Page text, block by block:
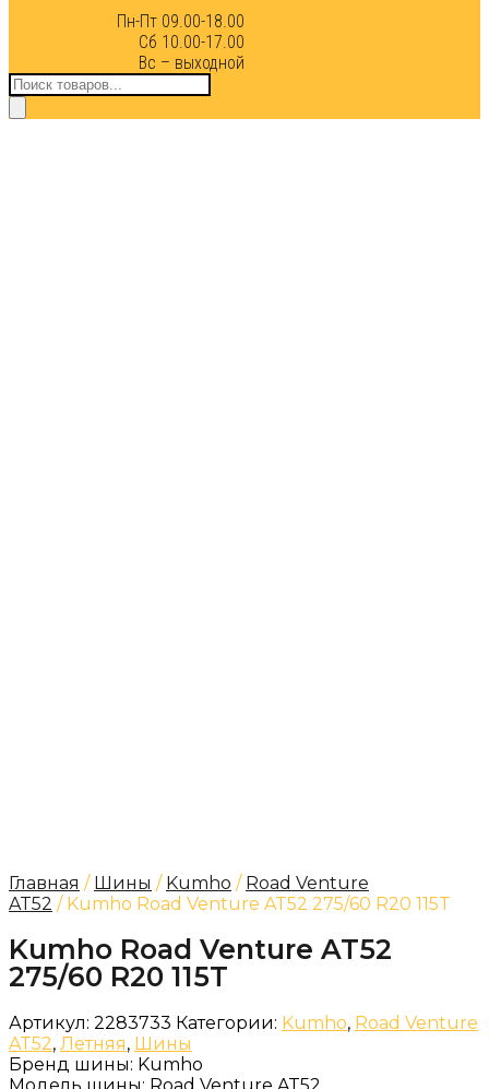
Пн-Пт 09.00-18.00
Сб 10.00-17.00
Вс – выходной
Поиск
товаров
Главная / Шины / Kumho / Road Venture
AT52 / Kumho Road Venture AT52 275/60 R20 115T
Kumho Road Venture AT52
275/60 R20 115T
Артикул: 2283733 Категории: Kumho, Road Venture
AT52, Летняя, Шины
Бренд шины: Kumho